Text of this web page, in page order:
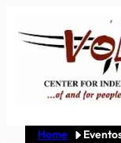
Home